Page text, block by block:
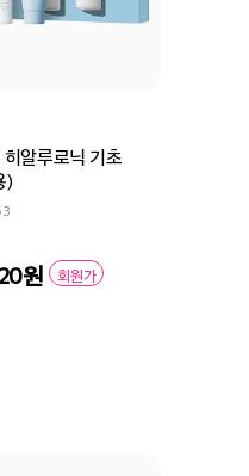
알루로닉 기초
)
원 회원가